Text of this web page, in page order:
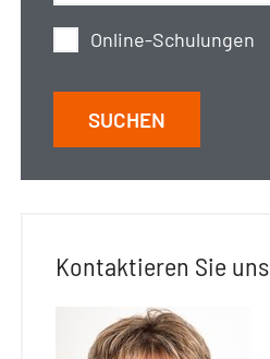
Online-Schulungen
SUCHEN
Kontaktieren Sie uns